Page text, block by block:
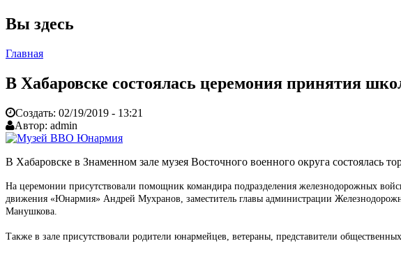
Вы здесь
Главная
В Хабаровске состоялась церемония принятия
Создать: 02/19/2019 - 13:21
Автор: admin
В Хабаровске в Знаменном зале музея Восточного военного округа
На церемонии присутствовали помощник командира подразделения железнодорожных
движения «Юнармия» Андрей Мухранов, заместитель главы администрации
Манушкова.
Также в зале присутствовали родители юнармейцев, ветераны, представители